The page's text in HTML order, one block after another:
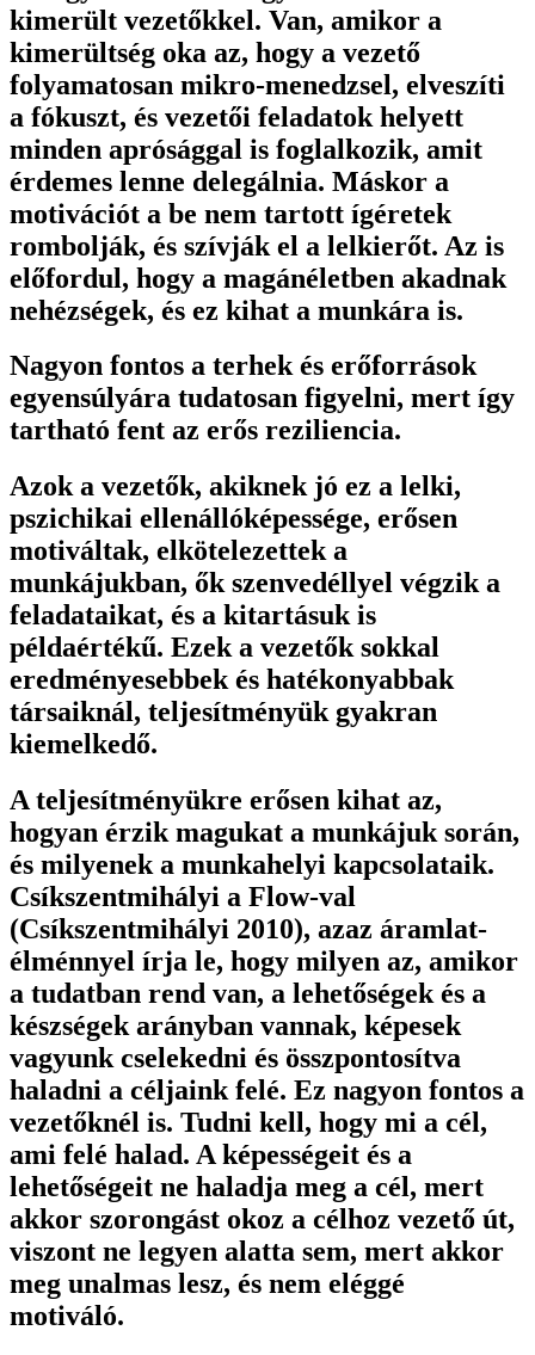
kimerült vezetőkkel. Van, amikor a
kimerültség oka az, hogy a vezető
folyamatosan mikro-menedzsel, elveszíti
a fókuszt, és vezetői feladatok helyett
minden aprósággal is foglalkozik, amit
érdemes lenne delegálnia. Máskor a
motivációt a be nem tartott ígéretek
rombolják, és szívják el a lelkierőt. Az is
előfordul, hogy a magánéletben akadnak
nehézségek, és ez kihat a munkára is.
Nagyon fontos a terhek és erőforrások
egyensúlyára tudatosan figyelni, mert így
tartható fent az erős reziliencia.
Azok a vezetők, akiknek jó ez a lelki,
pszichikai ellenállóképessége, erősen
motiváltak, elkötelezettek a
munkájukban, ők szenvedéllyel végzik a
feladataikat, és a kitartásuk is
példaértékű. Ezek a vezetők sokkal
eredményesebbek és hatékonyabbak
társaiknál, teljesítményük gyakran
kiemelkedő.
A teljesítményükre erősen kihat az,
hogyan érzik magukat a munkájuk során,
és milyenek a munkahelyi kapcsolataik.
Csíkszentmihályi a Flow-val
(Csíkszentmihályi 2010), azaz áramlat-
élménnyel írja le, hogy milyen az, amikor
a tudatban rend van, a lehetőségek és a
készségek arányban vannak, képesek
vagyunk cselekedni és összpontosítva
haladni a céljaink felé. Ez nagyon fontos a
vezetőknél is. Tudni kell, hogy mi a cél,
ami felé halad. A képességeit és a
lehetőségeit ne haladja meg a cél, mert
akkor szorongást okoz a célhoz vezető út,
viszont ne legyen alatta sem, mert akkor
meg unalmas lesz, és nem eléggé
motiváló.